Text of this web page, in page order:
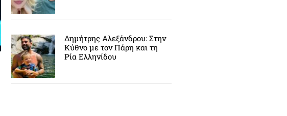
Δημήτρης Αλεξάνδρου: Στην
Κύθνο με τον Πάρη και τη
Ρία Ελληνίδου